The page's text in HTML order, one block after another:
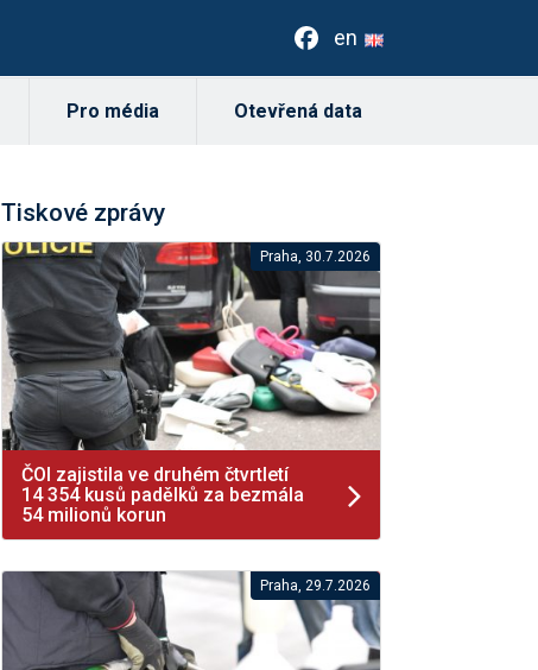
en
Pro média Otevřená data
Tiskové zprávy
Praha, 30.7.2026
ČOI zajistila ve druhém čtvrtletí
14 354 kusů padělků za bezmála
54 milionů korun
Praha, 29.7.2026